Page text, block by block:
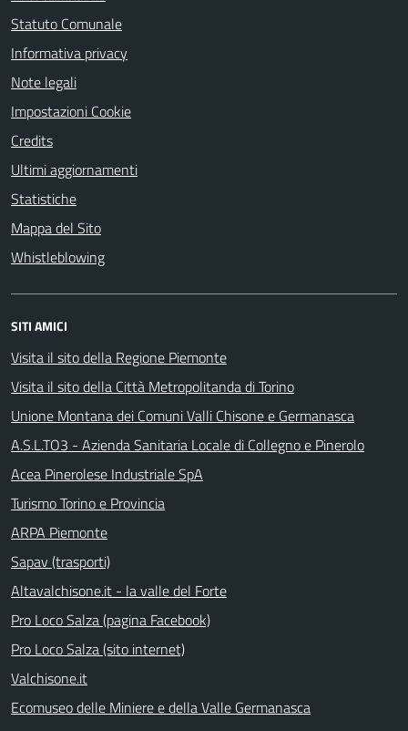
Statuto Comunale
Informativa privacy
Note legali
Impostazioni Cookie
Credits
Ultimi aggiornamenti
Statistiche
Mappa del Sito
Whistleblowing
SITI AMICI
Visita il sito della Regione Piemonte
Visita il sito della Città Metropolitanda di Torino
Unione Montana dei Comuni Valli Chisone e Germanasca
A.S.L.TO3 - Azienda Sanitaria Locale di Collegno e Pinerolo
Acea Pinerolese Industriale SpA
Turismo Torino e Provincia
ARPA Piemonte
Sapav (trasporti)
Altavalchisone.it - la valle del Forte
Pro Loco Salza (pagina Facebook)
Pro Loco Salza (sito internet)
Valchisone.it
Ecomuseo delle Miniere e della Valle Germanasca